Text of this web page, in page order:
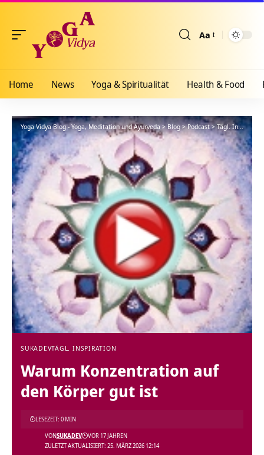
Aa
Home News Yoga & Spiritualität Health & Food
Yoga Vidya Blog - Yoga, Meditation und Ayurveda>Blog>Podcast>Tägl. Inspiration
SUKADEVTÄGL. INSPIRATION
Warum Konzentration auf
den Körper gut ist
ZULETZT AKTUALISIERT: 25. MÄRZ 2026 12:14
VONSUKADEV VOR 17 JAHREN
LESEZEIT: 0 MIN